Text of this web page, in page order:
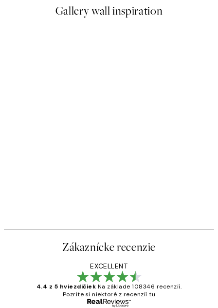
Gallery wall inspiration
Zákaznícke recenzie
EXCELLENT
4.4 z 5 hviezdičiek Na základe 108346 recenzií.
Pozrite si niektoré z recenzií tu